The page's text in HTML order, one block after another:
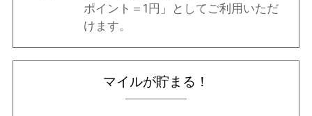
ポイント＝1円」としてご利用いただ
けます。
マイルが貯まる！